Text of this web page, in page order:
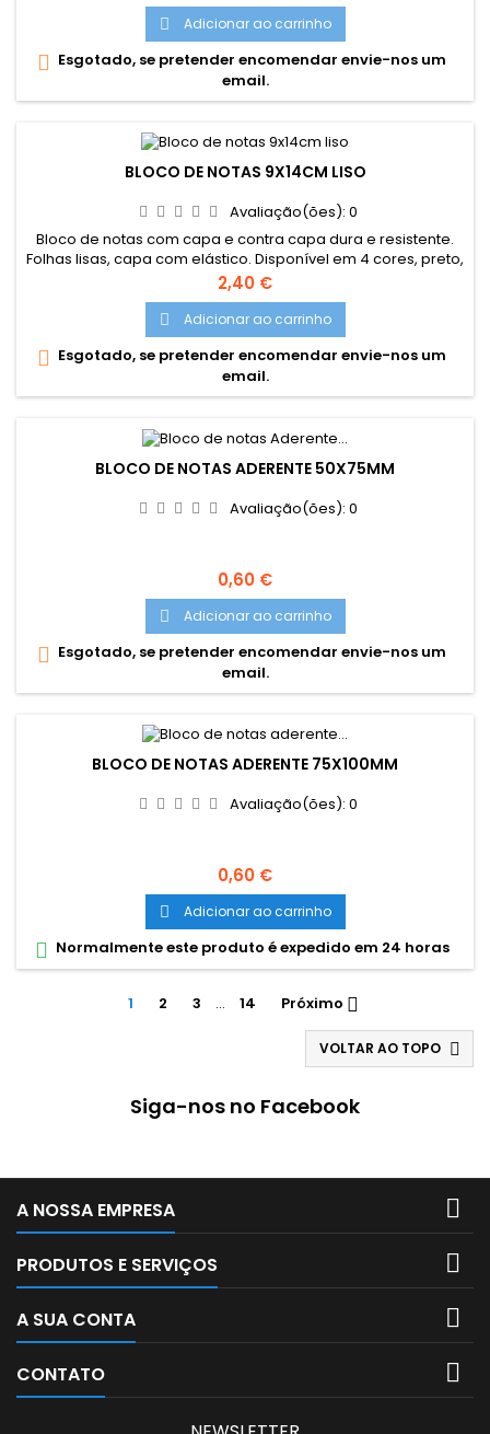
 Adicionar ao carrinho
 Esgotado, se pretender encomendar envie-nos um
email.
BLOCO DE NOTAS 9X14CM LISO
Avaliação(ões): 0
Bloco de notas com capa e contra capa dura e resistente.
Folhas lisas, capa com elástico. Disponível em 4 cores, preto,
castanho, azul e verde. Vende-se nas 4 cores sortidas.
Dimensões 9 x 14 cm.
Preço
2,40 €
 Adicionar ao carrinho
 Esgotado, se pretender encomendar envie-nos um
email.
BLOCO DE NOTAS ADERENTE 50X75MM
Avaliação(ões): 0
Preço
0,60 €
 Adicionar ao carrinho
 Esgotado, se pretender encomendar envie-nos um
email.
BLOCO DE NOTAS ADERENTE 75X100MM
Avaliação(ões): 0
Preço
0,60 €
 Adicionar ao carrinho
 Normalmente este produto é expedido em 24 horas
1 2 3 … 14 Próximo 
VOLTAR AO TOPO 
Siga-nos no Facebook
A NOSSA EMPRESA 
PRODUTOS E SERVIÇOS 
A SUA CONTA 
CONTATO 